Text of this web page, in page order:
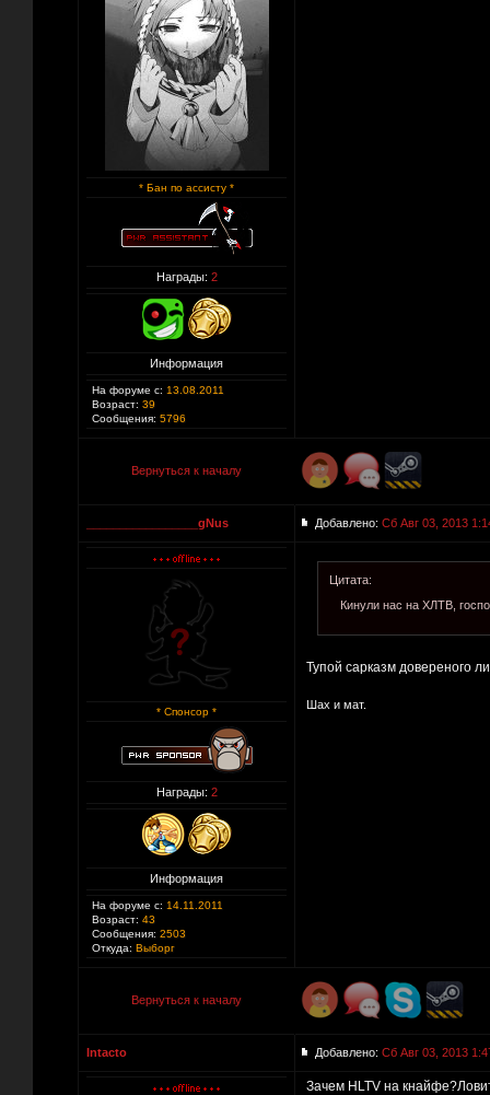
* Бан по ассисту *
Награды: 2
Информация
На форуме с: 13.08.2011
Возраст: 39
Сообщения: 5796
Вернуться к началу
_________________gNus Добавлено: Сб Авг 03, 2013
* Спонсор *
Награды: 2
Информация
На форуме с: 14.11.2011
Возраст: 43
Сообщения: 2503
Откуда: Выборг
Цитата:
Кинули нас на ХЛТВ,
Тупой сарказм довереного
Шах и мат.
Вернуться к началу
Intacto Добавлено: Сб Авг 03, 2013
Зачем HLTV на